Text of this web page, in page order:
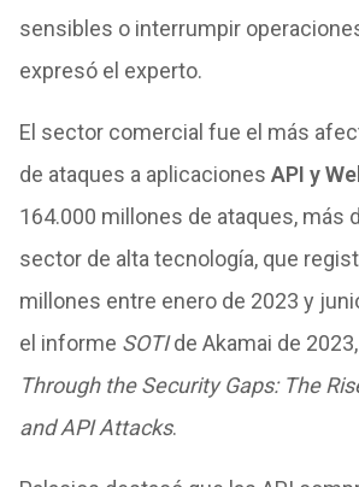
sensibles o interrumpir
expresó el experto.
El sector comercial fue el más
de ataques a aplicaciones API y
164.000 millones de ataques, más
sector de alta tecnología, que
millones entre enero de 2023 y
el informe SOTIde Akamai de 2023,
Through the Security Gaps: The
and API Attacks.